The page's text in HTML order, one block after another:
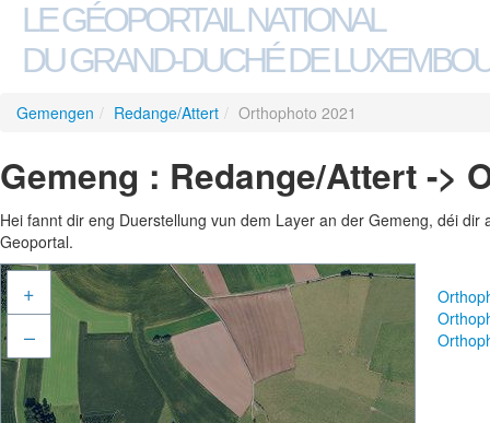
LE GÉOPORTAIL NATIONAL
DU GRAND-DUCHÉ DE
Gemengen / Redange/Attert / Orthophoto 2021
Gemeng : Redange/Attert ->
Hei fannt dir eng Duerstellung vun dem Layer an der Gemeng, déi
Geoportal.
+
–